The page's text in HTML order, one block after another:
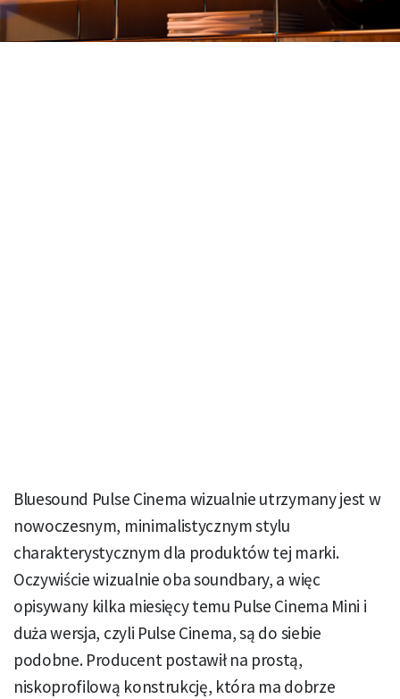
Bluesound Pulse Cinema wizualnie utrzymany jest w
nowoczesnym, minimalistycznym stylu
charakterystycznym dla produktów tej marki.
Oczywiście wizualnie oba soundbary, a więc
opisywany kilka miesięcy temu Pulse Cinema Mini i
duża wersja, czyli Pulse Cinema, są do siebie
podobne. Producent postawił na prostą,
niskoprofilową konstrukcję, która ma dobrze